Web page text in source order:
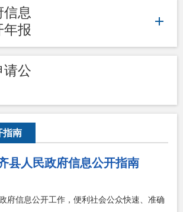
信息
年报
请公
指南
县人民政府信息公开指南
府信息公开工作，便利社会公众快速、准确